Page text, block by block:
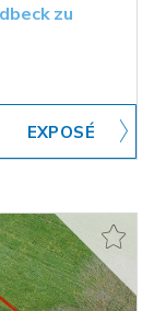
zu